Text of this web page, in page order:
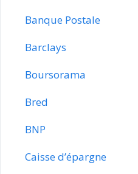
Banque Postale
Barclays
Boursorama
Bred
BNP
Caisse d’épargne